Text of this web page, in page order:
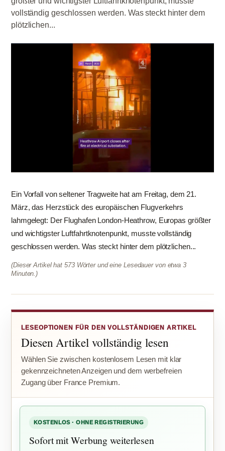
vollständig geschlossen werden. Was steckt hinter dem
plötzlichen...
Ein Vorfall von seltener Tragweite hat am Freitag, dem 21.
März, das Herzstück des europäischen Flugverkehrs
lahmgelegt: Der Flughafen London-Heathrow, Europas größter
und wichtigster Luftfahrtknotenpunkt, musste vollständig
geschlossen werden. Was steckt hinter dem plötzlichen...
(Dieser Artikel hat 573 Wörter und eine Lesedauer von etwa 3
Minuten.)
LESEOPTIONEN FÜR DEN VOLLSTÄNDIGEN ARTIKEL
Diesen Artikel vollständig lesen
Wählen Sie zwischen kostenlosem Lesen mit klar
gekennzeichneten Anzeigen und dem werbefreien
Zugang über France Premium.
KOSTENLOS · OHNE REGISTRIERUNG
Sofort mit Werbung weiterlesen